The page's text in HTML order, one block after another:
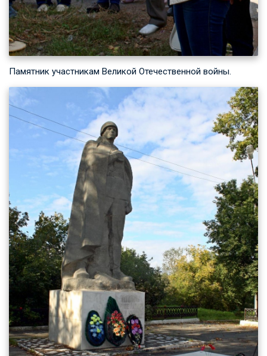
Памятник участникам Великой Отечественной войны.